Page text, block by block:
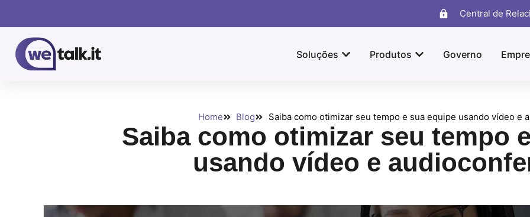
Central de
Soluções Produtos Governo
Home Blog Saiba como otimizar seu tempo e sua equipe usando vídeo e
Saiba como otimizar seu tempo
usando vídeo e